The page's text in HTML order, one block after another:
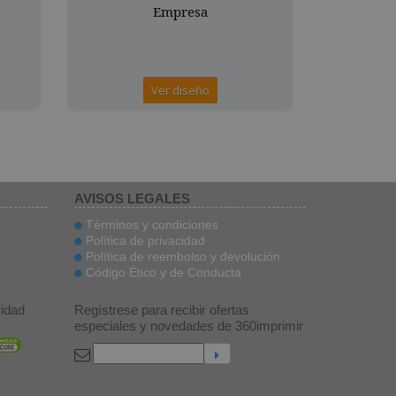
Ver diseño
AVISOS LEGALES
Términos y condiciones
Política de privacidad
Política de reembolso y devolución
Código Ético y de Conducta
Regístrese para recibir ofertas
especiales y novedades de 360imprimir